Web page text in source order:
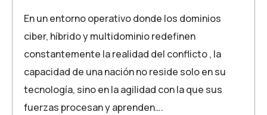
En un entorno operativo donde los dominios
ciber, híbrido y multidominio redefinen
constantemente la realidad del conflicto , la
capacidad de una nación no reside solo en su
tecnología, sino en la agilidad con la que sus
fuerzas procesan y aprenden….